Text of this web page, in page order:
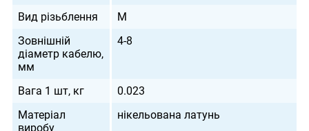
Вид різьблення
M
Зовнішній
діаметр кабелю,
мм
4-8
Вага 1 шт, кг
0.023
Матеріал
виробу
нікельована латунь